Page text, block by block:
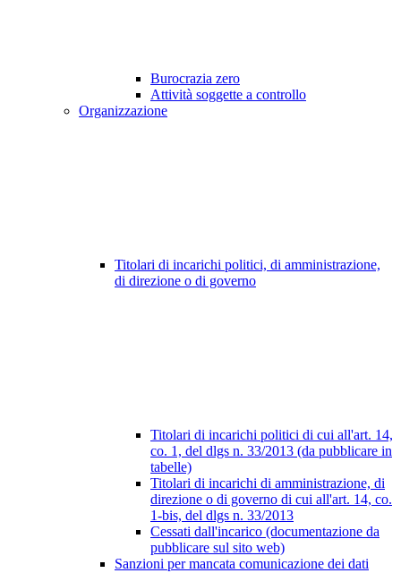
Burocrazia zero
Attività soggette a controllo
Organizzazione
Titolari di incarichi politici, di amministrazione,
di direzione o di governo
Titolari di incarichi politici di cui all'art. 14,
co. 1, del dlgs n. 33/2013 (da pubblicare in
tabelle)
Titolari di incarichi di amministrazione, di
direzione o di governo di cui all'art. 14, co.
1-bis, del dlgs n. 33/2013
Cessati dall'incarico (documentazione da
pubblicare sul sito web)
Sanzioni per mancata comunicazione dei dati